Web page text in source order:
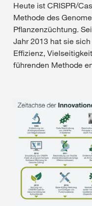
Heute ist CRISPR/
Methode des
Pflanzenzüchtung.
Jahr 2013 hat sie
Effizienz,
führenden Methode